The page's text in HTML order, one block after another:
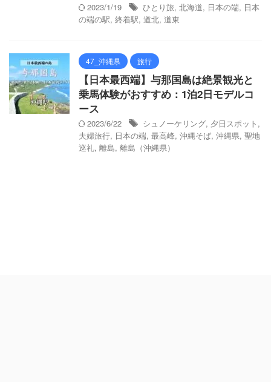
2023/1/19 ひとり旅, 北海道, 日本の端, 日本
の端の駅, 終着駅, 道北, 道東
47_沖縄県 旅行
【日本最西端】与那国島は絶景観光と
乗馬体験がおすすめ：1泊2日モデルコ
ース
2023/6/22 シュノーケリング, 夕日スポット ,
夫婦旅行, 日本の端, 最高峰, 沖縄そば, 沖縄県, 聖地
巡礼, 離島, 離島（沖縄県）